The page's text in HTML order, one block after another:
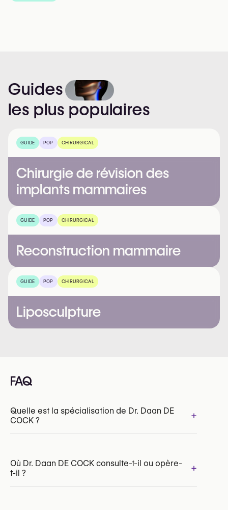
Guides
les plus populaires
GUIDE POP CHIRURGICAL
Chirurgie de révision des
implants mammaires
GUIDE POP CHIRURGICAL
Reconstruction mammaire
GUIDE POP CHIRURGICAL
Liposculpture
FAQ
Quelle est la spécialisation de Dr. Daan DE
COCK ?
+
INAMI/RIZIV:
Où Dr. Daan DE COCK consulte-t-il ou opère-
t-il ?
+